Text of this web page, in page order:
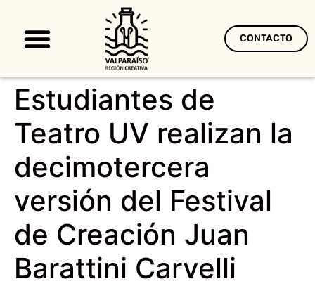
CONTACTO
Estudiantes de
Teatro UV realizan la
decimotercera
versión del Festival
de Creación Juan
Barattini Carvelli